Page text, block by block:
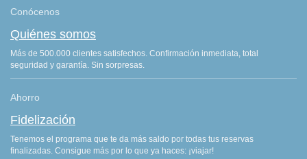
Conócenos
Quiénes somos
Más de 500.000 clientes satisfechos. Confirmación inmediata, total
seguridad y garantía. Sin sorpresas.
Ahorro
Fidelización
Tenemos el programa que te da más saldo por todas tus reservas
finalizadas. Consigue más por lo que ya haces: ¡viajar!